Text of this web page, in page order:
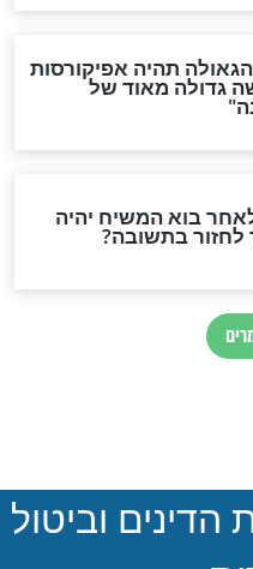
של טראמפ
שקיפות ועם הרבה
כתב היד
התגלה
שורדת השואה שחוגגת 100:
על כל השנים"